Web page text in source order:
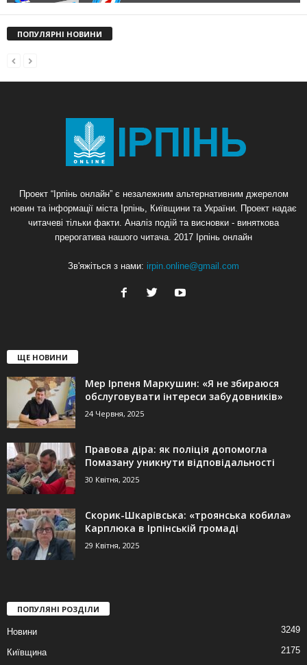
ПОПУЛЯРНІ НОВИНИ
Проект “Ірпінь онлайн” є незалежним альтернативним джерелом
новин та інформації міста Ірпінь, Київщини та України. Проект надає
читачеві тільки факти. Аналіз подій та висновки - виняткова
прерогатива нашого читача. 2017 Ірпінь онлайн
Зв'яжіться з нами: irpin.online@gmail.com
ЩЕ НОВИНИ
Мер Ірпеня Маркушин: «Я не збираюся
обслуговувати інтереси забудовників»
24 Червня, 2025
Правова діра: як поліція допомогла
Помазану уникнути відповідальності
30 Квітня, 2025
Скорик-Шкарівська: «троянська кобила»
Карплюка в Ірпінській громаді
29 Квітня, 2025
ПОПУЛЯНІ РОЗДІЛИ
Новини 3249
Київщина 2175